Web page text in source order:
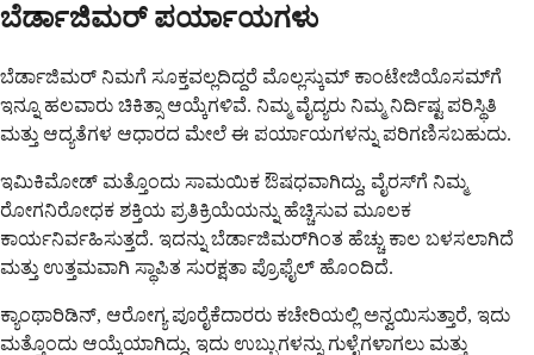
ಬೆರ್ಡಾಜಿಮರ್ ಪರ್ಯಾಯಗಳು
ಬೆರ್ಡಾಜಿಮರ್ ನಿಮಗೆ ಸೂಕ್ತವಲ್ಲದಿದ್ದರೆ ಮೊಲ್ಲಸ್ಕುಮ್ ಕಾಂಟೇಜಿಯೊಸಮ್‌ಗೆ
ಇನ್ನೂ ಹಲವಾರು ಚಿಕಿತ್ಸಾ ಆಯ್ಕೆಗಳಿವೆ. ನಿಮ್ಮ ವೈದ್ಯರು ನಿಮ್ಮ ನಿರ್ದಿಷ್ಟ ಪರಿಸ್ಥಿತಿ
ಮತ್ತು ಆದ್ಯತೆಗಳ ಆಧಾರದ ಮೇಲೆ ಈ ಪರ್ಯಾಯಗಳನ್ನು ಪರಿಗಣಿಸಬಹುದು.
ಇಮಿಕಿಮೋಡ್ ಮತ್ತೊಂದು ಸಾಮಯಿಕ ಔಷಧವಾಗಿದ್ದು, ವೈರಸ್‌ಗೆ ನಿಮ್ಮ
ರೋಗನಿರೋಧಕ ಶಕ್ತಿಯ ಪ್ರತಿಕ್ರಿಯೆಯನ್ನು ಹೆಚ್ಚಿಸುವ ಮೂಲಕ
ಕಾರ್ಯನಿರ್ವಹಿಸುತ್ತದೆ. ಇದನ್ನು ಬೆರ್ಡಾಜಿಮರ್‌ಗಿಂತ ಹೆಚ್ಚು ಕಾಲ ಬಳಸಲಾಗಿದೆ
ಮತ್ತು ಉತ್ತಮವಾಗಿ ಸ್ಥಾಪಿತ ಸುರಕ್ಷತಾ ಪ್ರೊಫೈಲ್ ಹೊಂದಿದೆ.
ಕ್ಯಾಂಥಾರಿಡಿನ್, ಆರೋಗ್ಯ ಪೂರೈಕೆದಾರರು ಕಚೇರಿಯಲ್ಲಿ ಅನ್ವಯಿಸುತ್ತಾರೆ, ಇದು
ಮತ್ತೊಂದು ಆಯ್ಕೆಯಾಗಿದ್ದು, ಇದು ಉಬ್ಬುಗಳನ್ನು ಗುಳ್ಳೆಗಳಾಗಲು ಮತ್ತು